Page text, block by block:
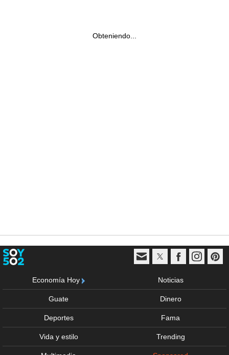
Obteniendo...
Economía Hoy Noticias
Guate Dinero
Deportes Fama
Vida y estilo Trending